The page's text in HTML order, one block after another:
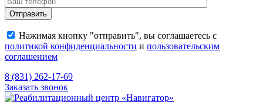
Нажимая кнопку "отправить", вы соглашаетесь с
политикой конфиденциальности и пользовательским
соглашением
8 (831) 262-17-69
Заказать звонок